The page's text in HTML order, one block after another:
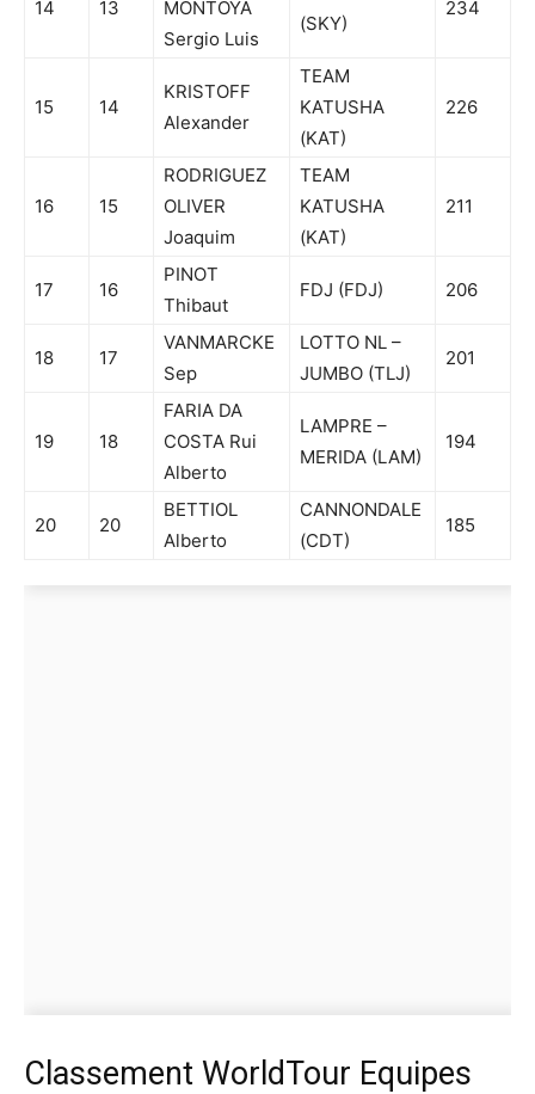
14 13
MONTOYA
Sergio Luis
(SKY)
234
15 14
KRISTOFF
Alexander
TEAM
KATUSHA
(KAT)
226
16 15
RODRIGUEZ
OLIVER
Joaquim
TEAM
KATUSHA
(KAT)
211
17 16
PINOT
Thibaut
FDJ (FDJ) 206
18 17
VANMARCKE
Sep
LOTTO NL –
JUMBO (TLJ)
201
19 18
FARIA DA
COSTA Rui
Alberto
LAMPRE –
MERIDA (LAM)
194
20 20
BETTIOL
Alberto
CANNONDALE
(CDT)
185
Classement WorldTour Equipes